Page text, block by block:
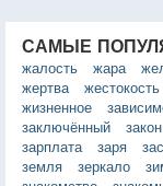
САМЫЕ
жалость
жара
жертва
жестокость
жизненное
заключённый
закон
зарплата
заря
земля
зеркало